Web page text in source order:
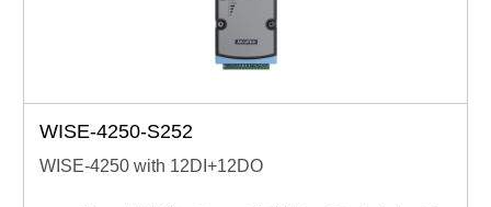
WISE-4250-S252
WISE-4250 with 12DI+12DO